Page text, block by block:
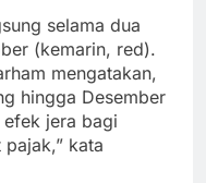
selama dua
(kemarin, red).
mengatakan,
hingga Desember
jera bagi
kata